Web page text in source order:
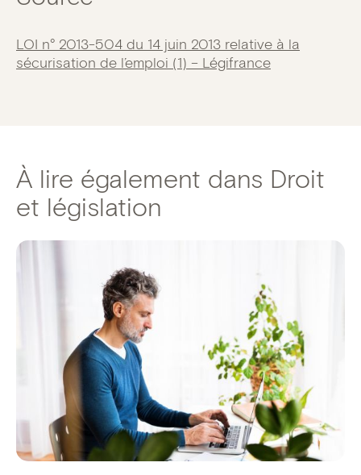
LOI n° 2013-504 du 14 juin 2013 relative à la
sécurisation de l’emploi (1) – Légifrance
À lire également dans Droit
et législation